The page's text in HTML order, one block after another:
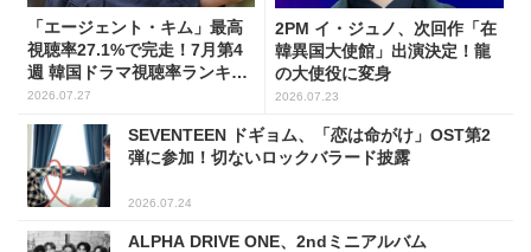
「エージェント・キム」最高
視聴率27.1%で完走！7月第4
週 韓国ドラマ視聴率ランキン
グ
2026.07.27
2PM イ・ジュノ、次回作「在
韓異国大使館」出演決定！龍
の大使役に変身
2026.07.23
SEVENTEEN ドギョム、「恋は命がけ」OST第2
弾に参加！切ないロックバラード披露
2026.07.24
ALPHA DRIVE ONE、2ndミニアルバム